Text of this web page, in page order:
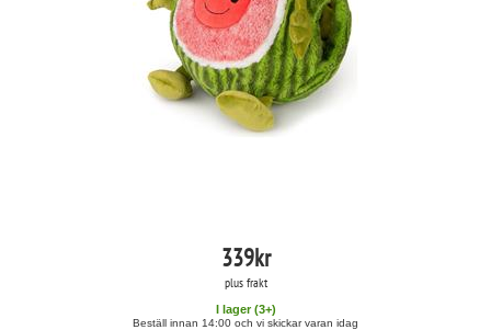
339kr
plus frakt
I lager (3+)
Beställ innan 14:00 och vi skickar varan idag